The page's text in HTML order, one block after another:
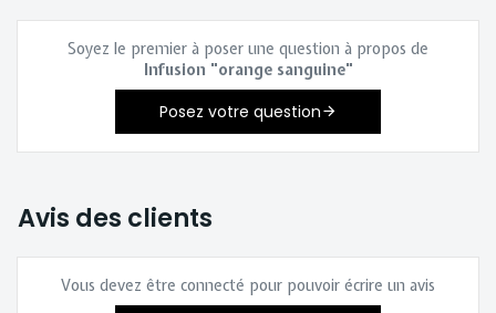
Soyez le premier à poser une question à propos de
Infusion "orange sanguine"
Posez votre question
Avis des clients
Vous devez être connecté pour pouvoir écrire un avis